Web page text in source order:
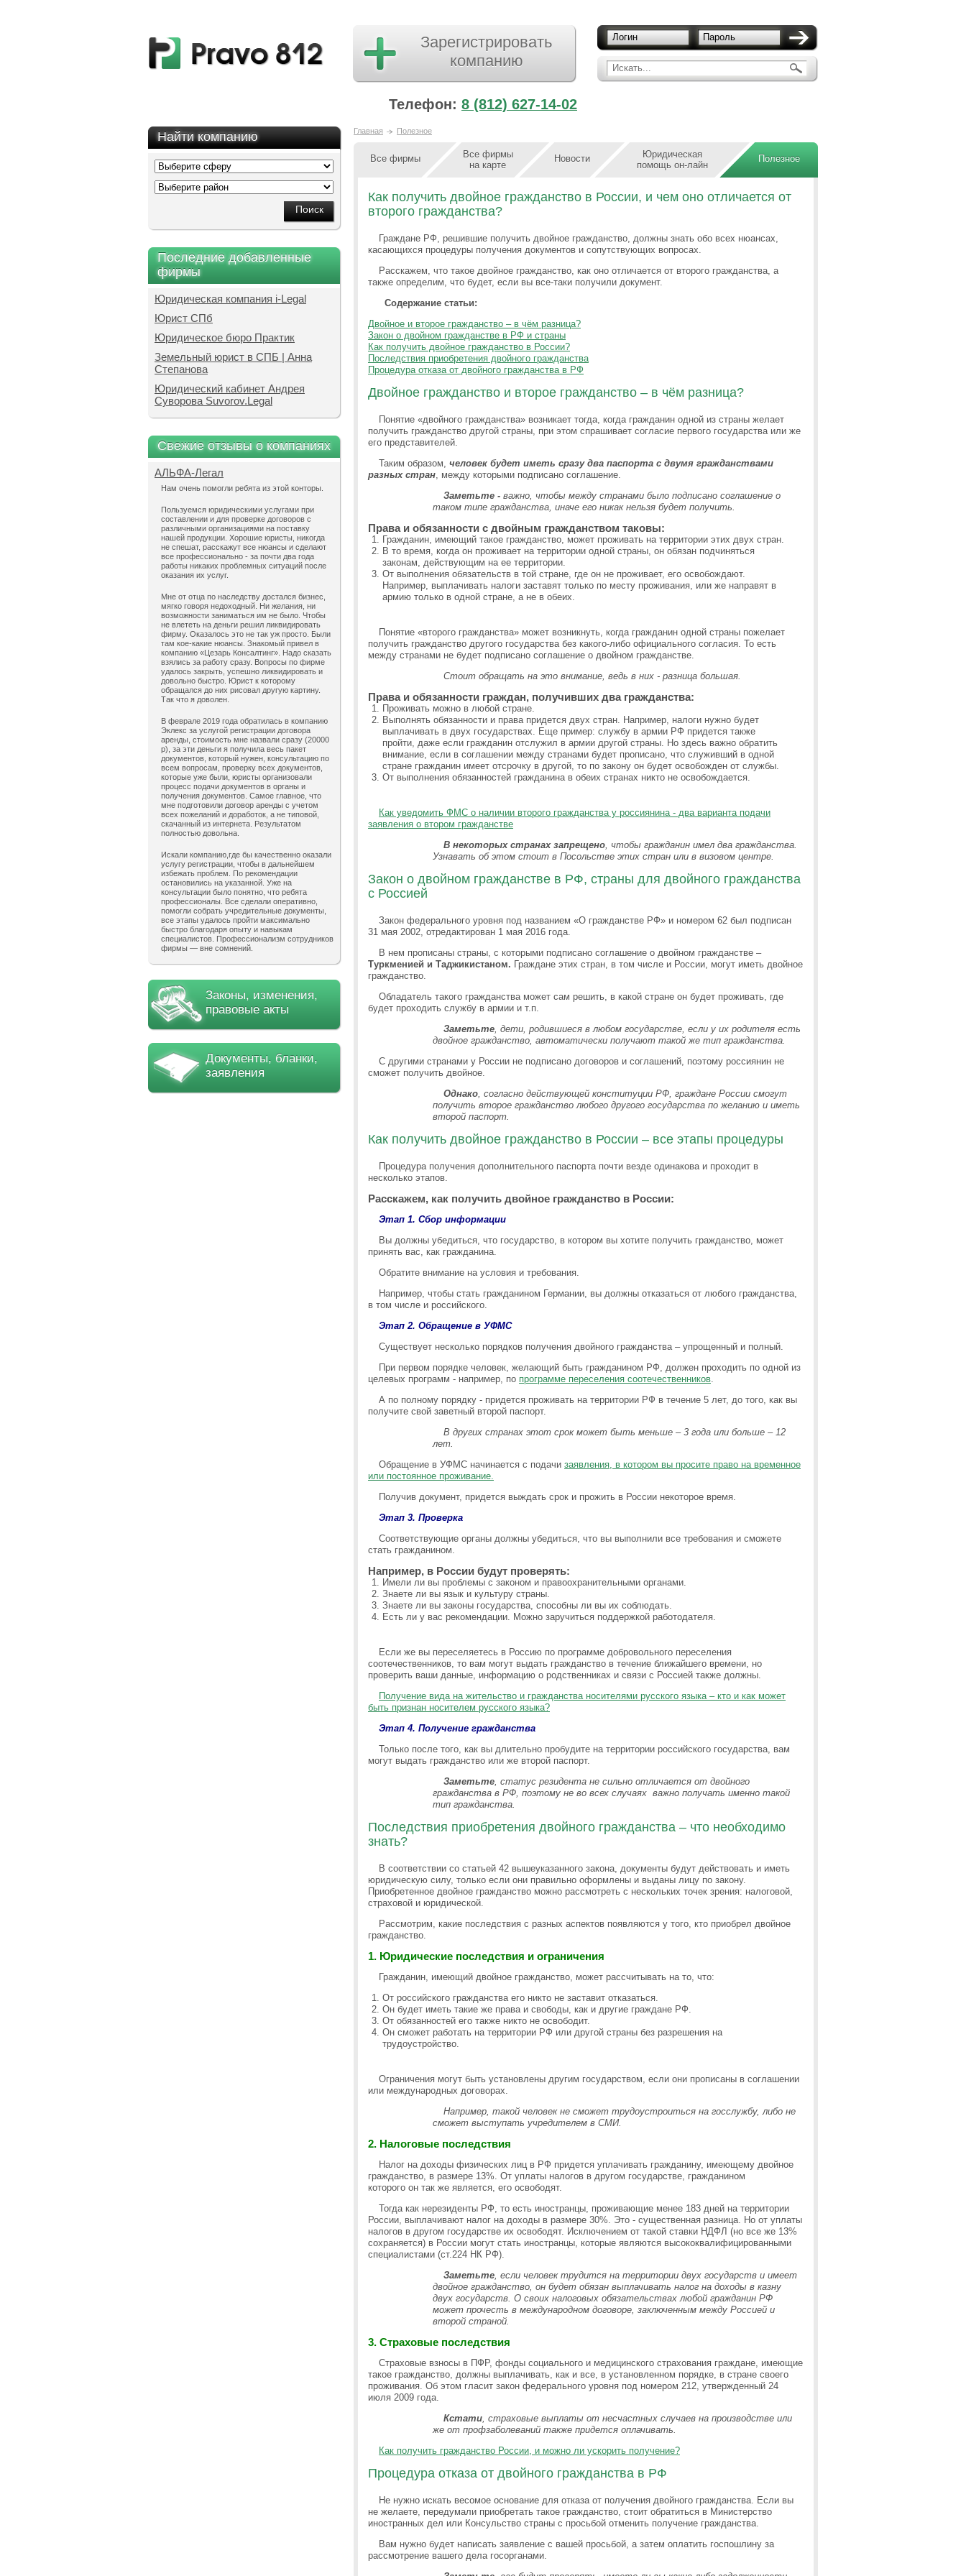
Искать...
Логин Пароль
Зарегистрировать
компанию
Телефон: 8 (812) 627-14-02
Найти компанию
Последние добавленные
фирмы
Юридическая компания i-Legal
Юрист СПб
Юридическое бюро Практик
Земельный юрист в СПБ | Анна
Степанова
Юридический кабинет Андрея
Суворова Suvorov.Legal
Свежие отзывы о компаниях
АЛЬФА-Легал
Нам очень помогли ребята из этой конторы.
Пользуемся юридическими услугами при
составлении и для проверке договоров с
различными организациями на поставку
нашей продукции. Хорошие юристы, никогда
не спешат, расскажут все нюансы и сделают
все профессионально - за почти два года
работы никаких проблемных ситуаций после
оказания их услуг.
Мне от отца по наследству достался бизнес,
мягко говоря недоходный. Ни желания, ни
возможности заниматься им не было. Чтобы
не влететь на деньги решил ликвидировать
фирму. Оказалось это не так уж просто. Были
там кое-какие нюансы. Знакомый привел в
компанию «Цезарь Консалтинг». Надо сказать
взялись за работу сразу. Вопросы по фирме
удалось закрыть, успешно ликвидировать и
довольно быстро. Юрист к которому
обращался до них рисовал другую картину.
Так что я доволен.
В феврале 2019 года обратилась в компанию
Эклекс за услугой регистрации договора
аренды, стоимость мне назвали сразу (20000
р), за эти деньги я получила весь пакет
документов, который нужен, консультацию по
всем вопросам, проверку всех документов,
которые уже были, юристы организовали
процесс подачи документов в органы и
получения документов. Самое главное, что
мне подготовили договор аренды с учетом
всех пожеланий и доработок, а не типовой,
скачанный из интернета. Результатом
полностью довольна.
Искали компанию,где бы качественно оказали
услугу регистрации, чтобы в дальнейшем
избежать проблем. По рекомендации
остановились на указанной. Уже на
консультации было понятно, что ребята
профессионалы. Все сделали оперативно,
помогли собрать учредительные документы,
все этапы удалось пройти максимально
быстро благодаря опыту и навыкам
специалистов. Профессионализм сотрудников
фирмы — вне сомнений.
Законы, изменения,
правовые акты
Документы, бланки,
заявления
Главная Полезное
Все фирмы
Все фирмы
на карте
Новости
Юридическая
помощь он-лайн
Полезное
Как получить двойное гражданство в России, и чем оно отличается от
второго гражданства?
Граждане РФ, решившие получить двойное гражданство, должны знать обо всех нюансах,
касающихся процедуры получения документов и сопутствующих вопросах.
Расскажем, что такое двойное гражданство, как оно отличается от второго гражданства, а
также определим, что будет, если вы все-таки получили документ.
Содержание статьи:
Двойное и второе гражданство – в чём разница?
Закон о двойном гражданстве в РФ и страны
Как получить двойное гражданство в России?
Последствия приобретения двойного гражданства
Процедура отказа от двойного гражданства в РФ
Двойное гражданство и второе гражданство – в чём разница?
Понятие «двойного гражданства» возникает тогда, когда гражданин одной из страны желает
получить гражданство другой страны, при этом спрашивает согласие первого государства или же
его представителей.
Таким образом, человек будет иметь сразу два паспорта с двумя гражданствами
разных стран, между которыми подписано соглашение.
Заметьте - важно, чтобы между странами было подписано соглашение о
таком типе гражданства, иначе его никак нельзя будет получить.
Права и обязанности с двойным гражданством таковы:
Гражданин, имеющий такое гражданство, может проживать на территории этих двух стран.
В то время, когда он проживает на территории одной страны, он обязан подчиняться
законам, действующим на ее территории.
От выполнения обязательств в той стране, где он не проживает, его освобождают.
Например, выплачивать налоги заставят только по месту проживания, или же направят в
армию только в одной стране, а не в обеих.
Понятие «второго гражданства» может возникнуть, когда гражданин одной страны пожелает
получить гражданство другого государства без какого-либо официального согласия. То есть
между странами не будет подписано соглашение о двойном гражданстве.
Стоит обращать на это внимание, ведь в них - разница большая.
Права и обязанности граждан, получивших два гражданства:
Проживать можно в любой стране.
Выполнять обязанности и права придется двух стран. Например, налоги нужно будет
выплачивать в двух государствах. Еще пример: службу в армии РФ придется также
пройти, даже если гражданин отслужил в армии другой страны. Но здесь важно обратить
внимание, если в соглашении между странами будет прописано, что служивший в одной
стране гражданин имеет отсрочку в другой, то по закону он будет освобожден от службы.
От выполнения обязанностей гражданина в обеих странах никто не освобождается.
Как уведомить ФМС о наличии второго гражданства у россиянина - два варианта подачи
заявления о втором гражданстве
В некоторых странах запрещено, чтобы гражданин имел два гражданства.
Узнавать об этом стоит в Посольстве этих стран или в визовом центре.
Закон о двойном гражданстве в РФ, страны для двойного гражданства
с Россией
Закон федерального уровня под названием «О гражданстве РФ» и номером 62 был подписан
31 мая 2002, отредактирован 1 мая 2016 года.
В нем прописаны страны, с которыми подписано соглашение о двойном гражданстве –
Туркменией и Таджикистаном. Граждане этих стран, в том числе и России, могут иметь двойное
гражданство.
Обладатель такого гражданства может сам решить, в какой стране он будет проживать, где
будет проходить службу в армии и т.п.
Заметьте, дети, родившиеся в любом государстве, если у их родителя есть
двойное гражданство, автоматически получают такой же тип гражданства.
С другими странами у России не подписано договоров и соглашений, поэтому россиянин не
сможет получить двойное.
Однако, согласно действующей конституции РФ, граждане России смогут
получить второе гражданство любого другого государства по желанию и иметь
второй паспорт.
Как получить двойное гражданство в России – все этапы процедуры
Процедура получения дополнительного паспорта почти везде одинакова и проходит в
несколько этапов.
Расскажем, как получить двойное гражданство в России:
Этап 1. Сбор информации
Вы должны убедиться, что государство, в котором вы хотите получить гражданство, может
принять вас, как гражданина.
Обратите внимание на условия и требования.
Например, чтобы стать гражданином Германии, вы должны отказаться от любого гражданства,
в том числе и российского.
Этап 2. Обращение в УФМС
Существует несколько порядков получения двойного гражданства – упрощенный и полный.
При первом порядке человек, желающий быть гражданином РФ, должен проходить по одной из
целевых программ - например, по программе переселения соотечественников.
А по полному порядку - придется проживать на территории РФ в течение 5 лет, до того, как вы
получите свой заветный второй паспорт.
В других странах этот срок может быть меньше – 3 года или больше – 12
лет.
Обращение в УФМС начинается с подачи заявления, в котором вы просите право на временное
или постоянное проживание.
Получив документ, придется выждать срок и прожить в России некоторое время.
Этап 3. Проверка
Соответствующие органы должны убедиться, что вы выполнили все требования и сможете
стать гражданином.
Например, в России будут проверять:
Имели ли вы проблемы с законом и правоохранительными органами.
Знаете ли вы язык и культуру страны.
Знаете ли вы законы государства, способны ли вы их соблюдать.
Есть ли у вас рекомендации. Можно заручиться поддержкой работодателя.
Если же вы переселяетесь в Россию по программе добровольного переселения
соотечественников, то вам могут выдать гражданство в течение ближайшего времени, но
проверить ваши данные, информацию о родственниках и связи с Россией также должны.
Получение вида на жительство и гражданства носителями русского языка – кто и как может
быть признан носителем русского языка?
Этап 4. Получение гражданства
Только после того, как вы длительно пробудите на территории российского государства, вам
могут выдать гражданство или же второй паспорт.
Заметьте, статус резидента не сильно отличается от двойного
гражданства в РФ, поэтому не во всех случаях важно получать именно такой
тип гражданства.
Последствия приобретения двойного гражданства – что необходимо
знать?
В соответствии со статьей 42 вышеуказанного закона, документы будут действовать и иметь
юридическую силу, только если они правильно оформлены и выданы лицу по закону.
Приобретенное двойное гражданство можно рассмотреть с нескольких точек зрения: налоговой,
страховой и юридической.
Рассмотрим, какие последствия с разных аспектов появляются у того, кто приобрел двойное
гражданство.
1. Юридические последствия и ограничения
Гражданин, имеющий двойное гражданство, может рассчитывать на то, что:
От российского гражданства его никто не заставит отказаться.
Он будет иметь такие же права и свободы, как и другие граждане РФ.
От обязанностей его также никто не освободит.
Он сможет работать на территории РФ или другой страны без разрешения на
трудоустройство.
Ограничения могут быть установлены другим государством, если они прописаны в соглашении
или международных договорах.
Например, такой человек не сможет трудоустроиться на госслужбу, либо не
сможет выступать учредителем в СМИ.
2. Налоговые последствия
Налог на доходы физических лиц в РФ придется уплачивать гражданину, имеющему двойное
гражданство, в размере 13%. От уплаты налогов в другом государстве, гражданином
которого он так же является, его освободят.
Тогда как нерезиденты РФ, то есть иностранцы, проживающие менее 183 дней на территории
России, выплачивают налог на доходы в размере 30%. Это - существенная разница. Но от уплаты
налогов в другом государстве их освободят. Исключением от такой ставки НДФЛ (но все же 13%
сохраняется) в России могут стать иностранцы, которые являются высококвалифицированными
специалистами (ст.224 НК РФ).
Заметьте, если человек трудится на территории двух государств и имеет
двойное гражданство, он будет обязан выплачивать налог на доходы в казну
двух государств. О своих налоговых обязательствах любой гражданин РФ
может прочесть в международном договоре, заключенным между Россией и
второй страной.
3. Страховые последствия
Страховые взносы в ПФР, фонды социального и медицинского страхования граждане, имеющие
такое гражданство, должны выплачивать, как и все, в установленном порядке, в стране своего
проживания. Об этом гласит закон федерального уровня под номером 212, утвержденный 24
июля 2009 года.
Кстати, страховые выплаты от несчастных случаев на производстве или
же от профзаболеваний также придется оплачивать.
Как получить гражданство России, и можно ли ускорить получение?
Процедура отказа от двойного гражданства в РФ
Не нужно искать весомое основание для отказа от получения двойного гражданства. Если вы
не желаете, передумали приобретать такое гражданство, стоит обратиться в Министерство
иностранных дел или Консульство страны с просьбой отменить получение гражданства.
Вам нужно будет написать заявление с вашей просьбой, а затем оплатить госпошлину за
рассмотрение вашего дела госорганами.